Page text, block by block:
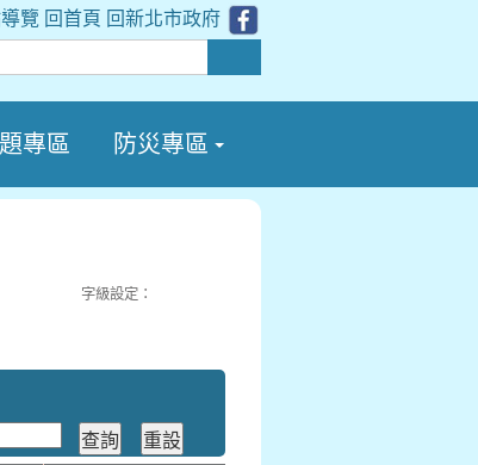
覽 回首頁 回新北市政府
專區 防災專區
字級設定：